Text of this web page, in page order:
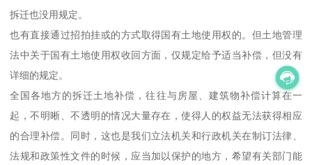
拆迁也没用规定。
也有直接通过招拍挂或的方式取得国有土地使用权的。但土地管理
法中关于国有土地使用权收回方面，仅规定给予适当补偿，但没有
详细的规定。
全国各地方的拆迁土地补偿，往往与房屋、建筑物补偿计算在一
起，不明晰、不透明的情况大量存在，使得人的权益无法获得相应
的合理补偿。同时，这也是我们立法机关和行政机关在制订法律、
法规和政策性文件的时候，应当加以保护的地方，希望有关部门能